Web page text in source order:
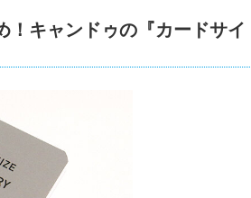
！キャンドゥの『カードサイ